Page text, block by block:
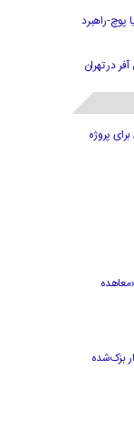
پوچ-راهبرد
در تهران
پروژه
بزک‌شده